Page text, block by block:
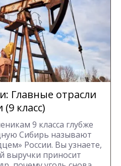
Главные отрасли
класс)
9 класса глубже
Сибирь называют
России. Вы узнаете,
выручки приносит